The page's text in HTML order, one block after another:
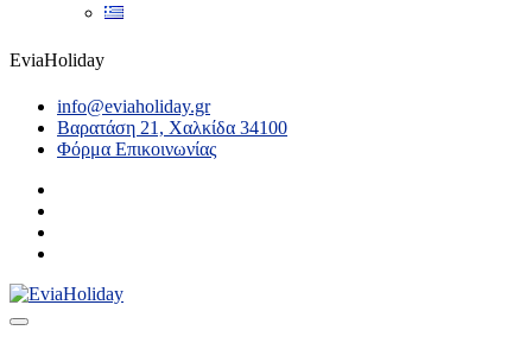
EviaHoliday
info@eviaholiday.gr
Βαρατάση 21, Χαλκίδα 34100
Φόρμα Επικοινωνίας